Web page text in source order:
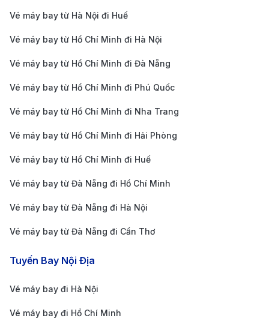
Austin (AUS)
Los Angeles (LAX)
TP.HCM (SGN) →
Austin (AUS)
San Francisco
(SFO)
Đà Nẵng (DAD) →
Austin (AUS)
Seattle (SEA) →
Portland (PDX)
Bảng giá vé máy bay đi Austin của hãng
mới nhất
Chặng Bay
Vé máy bay từ Hà Nội đi Huế
Vé máy bay từ Hồ Chí Minh đi Hà Nội
Vé máy bay từ Hồ Chí Minh đi Đà Nẵng
Vé máy bay từ Hồ Chí Minh đi Phú Quốc
Vé máy bay từ Hồ Chí Minh đi Nha Trang
Vé máy bay từ Hồ Chí Minh đi Hải Phòng
Vé máy bay từ Hồ Chí Minh đi Huế
Vé máy bay từ Đà Nẵng đi Hồ Chí Minh
Vé máy bay từ Đà Nẵng đi Hà Nội
Vé máy bay từ Đà Nẵng đi Cần Thơ
Tuyến Bay Nội Địa
Vé máy bay đi Hà Nội
Vé máy bay đi Hồ Chí Minh